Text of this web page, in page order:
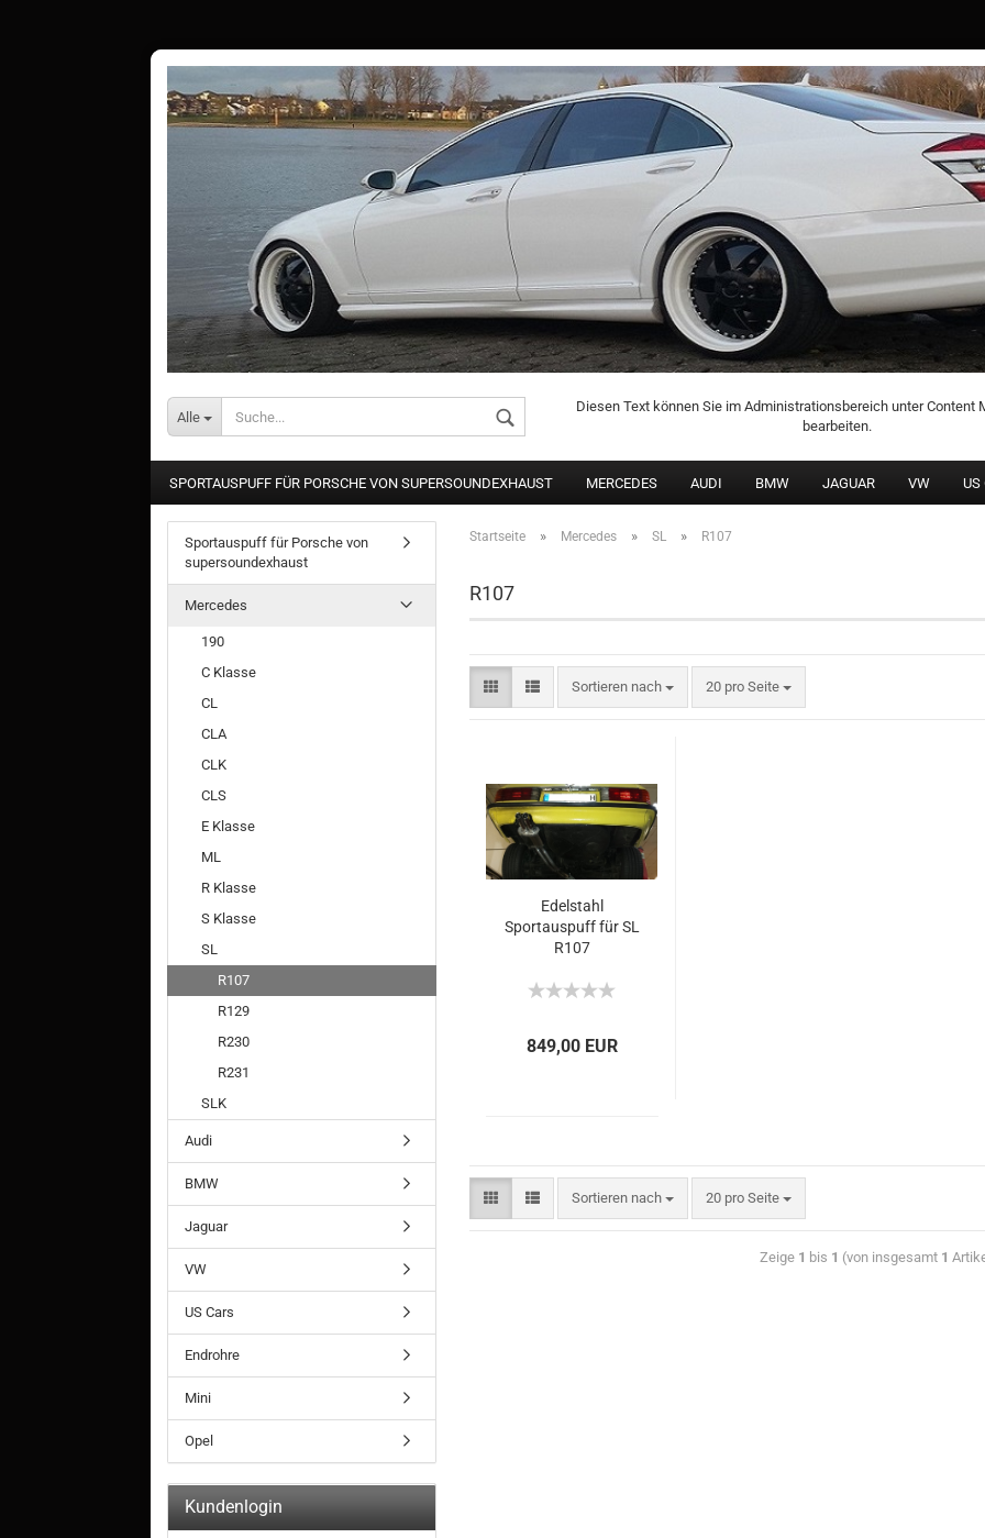
Passwort
Alle
Diesen Text können Sie im Administrationsbereich unter Content
bearbeiten.
SPORTAUSPUFF FÜR PORSCHE VON SUPERSOUNDEXHAUST MERCEDES AUDI BMW JAGUAR VW US
Startseite » Mercedes » SL » R107
R107
Sortieren nach 20 pro Seite
Edelstahl
Sportauspuff für SL
R107
849,00 EUR
Sortieren nach 20 pro Seite
Zeige 1 bis 1 (von insgesamt 1
Sportauspuff für Porsche von
supersoundexhaust
Mercedes
190
C Klasse
CL
CLA
CLK
CLS
E Klasse
ML
R Klasse
S Klasse
SL
R107
R129
R230
R231
SLK
Audi
BMW
Jaguar
VW
US Cars
Endrohre
Mini
Opel
Kundenlogin